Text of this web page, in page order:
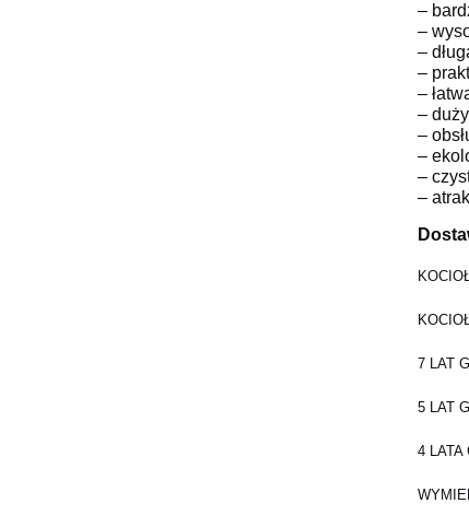
–
–
–
–
–
–
–
–
–
–
7 LAT
5 LAT
4 LATA